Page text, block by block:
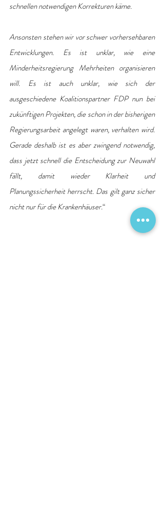
schnellen notwendigen Korrekturen käme.
Ansonsten stehen wir vor schwer vorhersehbaren
Entwicklungen. Es ist unklar, wie eine
Minderheitsregierung Mehrheiten organisieren
will. Es ist auch unklar, wie sich der
ausgeschiedene Koalitionspartner FDP nun bei
zukünftigen Projekten, die schon in der bisherigen
Regierungsarbeit angelegt waren, verhalten wird.
Gerade deshalb ist es aber zwingend notwendig,
dass jetzt schnell die Entscheidung zur Neuwahl
fällt, damit wieder Klarheit und
Planungssicherheit herrscht. Das gilt ganz sicher
nicht nur für die Krankenhäuser.“